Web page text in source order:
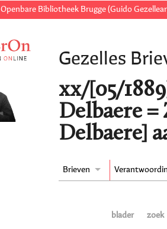
Openbare Bibliotheek Brugge (Guido
Gezelles
xx/[05/
Delbaere
Delbaere]
Brieven
blader zoek